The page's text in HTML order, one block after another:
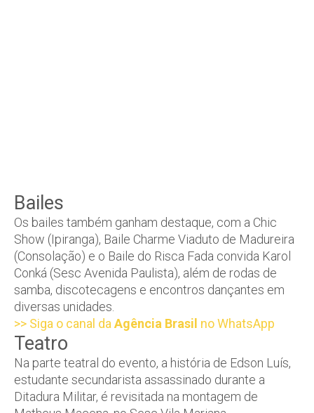
Bailes
Os bailes também ganham destaque, com a Chic
Show (Ipiranga), Baile Charme Viaduto de Madureira
(Consolação) e o Baile do Risca Fada convida Karol
Conká (Sesc Avenida Paulista), além de rodas de
samba, discotecagens e encontros dançantes em
diversas unidades.
>> Siga o canal da Agência Brasil no WhatsApp
Teatro
Na parte teatral do evento, a história de Edson Luís,
estudante secundarista assassinado durante a
Ditadura Militar, é revisitada na montagem de